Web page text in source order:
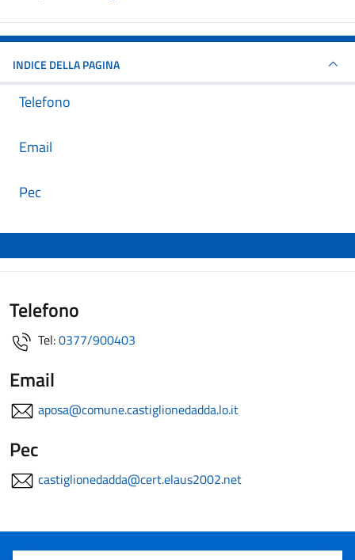
INDICE DELLA PAGINA
Telefono
Email
Pec
Telefono
Tel:0377/900403
Email
aposa@comune.castiglionedadda.lo.it
Pec
castiglionedadda@cert.elaus2002.net